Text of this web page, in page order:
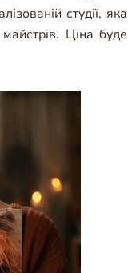
студії, яка
Ціна буде